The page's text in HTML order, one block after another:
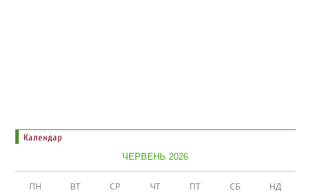
Календар
ЧЕРВЕНЬ 2026
ПН ВТ СР ЧТ ПТ СБ НД